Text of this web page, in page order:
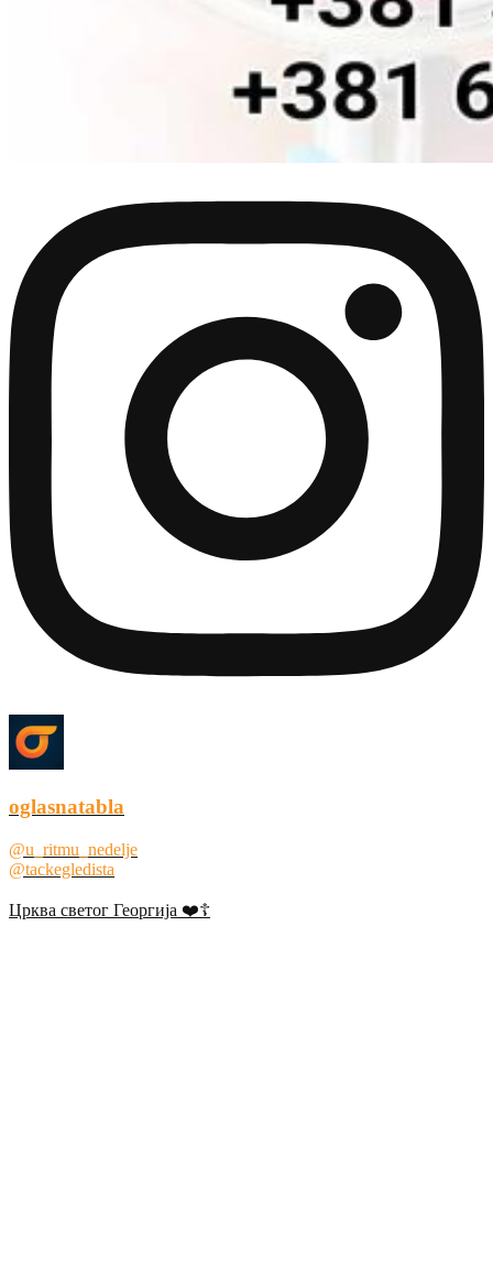
oglasnatabla
@u_ritmu_nedelje
@tackegledista
Црква светог Георгија ❤️☦️